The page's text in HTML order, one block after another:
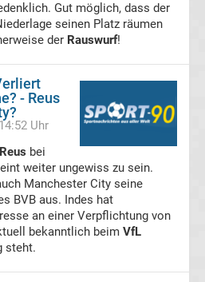
Gut möglich, dass der
seinen Platz räumen
der Rauswurf!
- Reus
Uhr
bei
weiter ungewiss zu sein.
Manchester City seine
BVB aus. Indes hat
an einer Verpflichtung von
bekanntlich beim VfL
steht.